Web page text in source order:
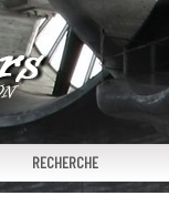
RECHERCHE